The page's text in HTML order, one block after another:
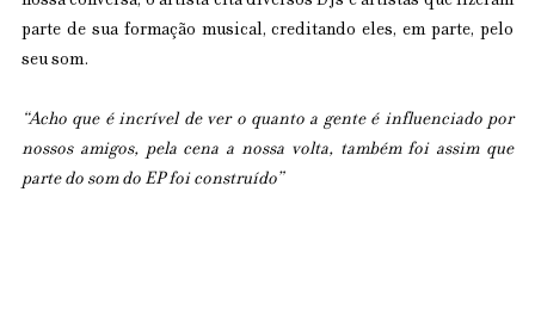
parte de sua formação musical, creditando eles, em parte, pelo
seu som.
“Acho que é incrível de ver o quanto a gente é influenciado por
nossos amigos, pela cena a nossa volta, também foi assim que
parte do som do EP foi construído”